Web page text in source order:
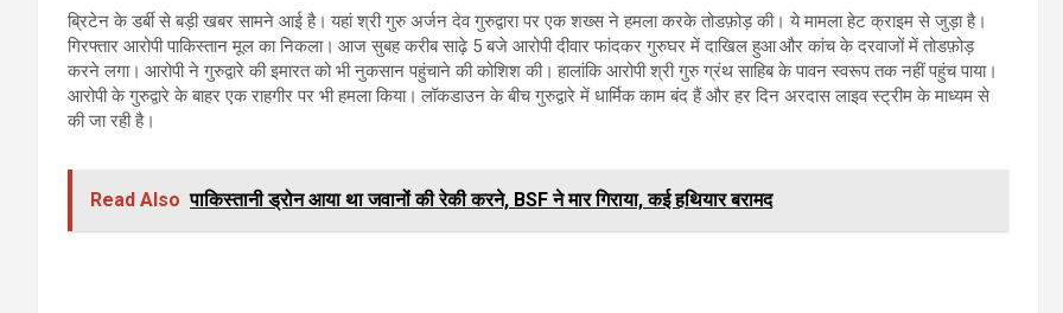
ब्रिटेन के डर्बी से बड़ी खबर सामने आई है। यहां श्री गुरु अर्जन देव गुरुद्वारा पर एक शख्स ने हमला करके तोडफ़ोड़ की। ये मामला हेट क्राइम से जुड़ा है।
गिरफ्तार आरोपी पाकिस्तान मूल का निकला। आज सुबह करीब साढ़े 5 बजे आरोपी दीवार फांदकर गुरुघर में दाखिल हुआ और कांच के दरवाजों में तोडफ़ोड़
करने लगा। आरोपी ने गुरुद्वारे की इमारत को भी नुकसान पहुंचाने की कोशिश की। हालांकि आरोपी श्री गुरु ग्रंथ साहिब के पावन स्वरूप तक नहीं पहुंच पाया।
आरोपी के गुरुद्वारे के बाहर एक राहगीर पर भी हमला किया। लॉकडाउन के बीच गुरुद्वारे में धार्मिक काम बंद हैं और हर दिन अरदास लाइव स्ट्रीम के माध्यम से
की जा रही है।
Read Also पाकिस्तानी ड्रोन आया था जवानों की रेकी करने, BSF ने मार गिराया, कई हथियार बरामद